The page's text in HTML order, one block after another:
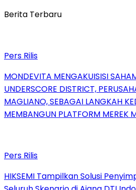
Berita Terbaru
Pers Rilis
MONDEVITA MENGAKUISISI
UNDERSCORE DISTRICT,
MAGLIANO, SEBAGAI LANGKAH
MEMBANGUN PLATFORM MEREK
Pers Rilis
HIKSEMI Tampilkan Solusi